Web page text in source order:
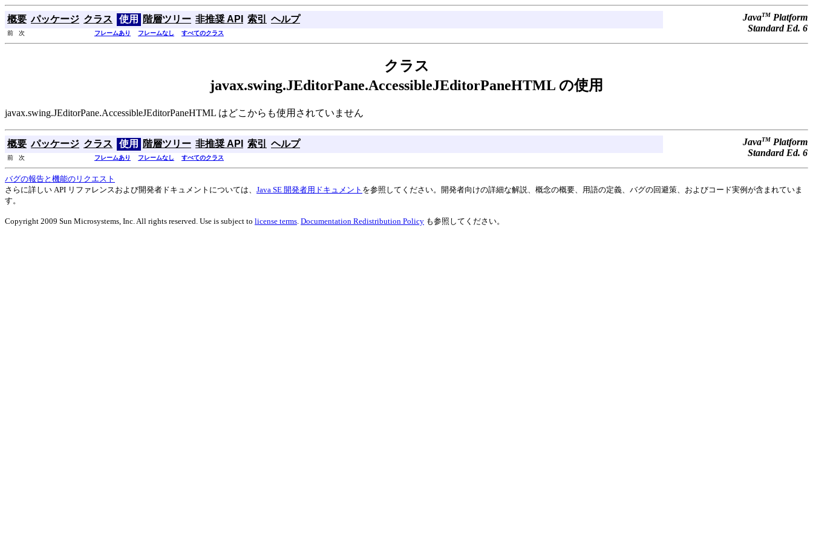
概要 パッケージ クラス 使用 階層ツリー 非推奨 API 索引 ヘルプ JavaTM Platform
Standard Ed. 6
前 次 フレームあり フレームなし すべてのクラス
クラス
javax.swing.JEditorPane.AccessibleJEditorPaneHTML の使用
javax.swing.JEditorPane.AccessibleJEditorPaneHTML はどこからも使用されていません
概要 パッケージ クラス 使用 階層ツリー 非推奨 API 索引 ヘルプ JavaTM Platform
Standard Ed. 6
前 次 フレームあり フレームなし すべてのクラス
バグの報告と機能のリクエスト
さらに詳しい API リファレンスおよび開発者ドキュメントについては、 Java SE 開発者用ドキュメント を参照してください。開発者向けの詳細な解説、概念の概要、用語の定義、バグの回避策、およびコード実例が含まれていま
す。
Copyright 2009 Sun Microsystems, Inc. All rights reserved. Use is subject to license terms Documentation Redistribution Policy も参照してください。